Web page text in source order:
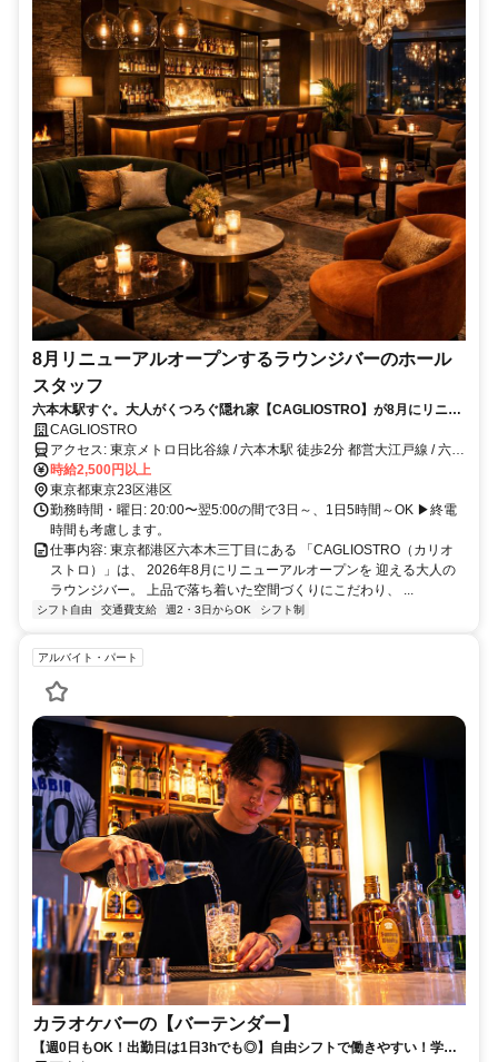
8月リニューアルオープンするラウンジバーのホール
スタッフ
六本木駅すぐ。大人がくつろぐ隠れ家【CAGLIOSTRO】が8月にリニュ
ーアル。経験ゼロからでも輝ける、特別な空間で働こう！
CAGLIOSTRO
アクセス: 東京メトロ日比谷線 / 六本木駅 徒歩2分 都営大江戸線 / 六本
木駅 徒歩2分
時給2,500円以上
東京都東京23区港区
勤務時間・曜日: 20:00〜翌5:00の間で3日～、1日5時間～OK ▶終電
時間も考慮します。
仕事内容: 東京都港区六本木三丁目にある 「CAGLIOSTRO（カリオ
ストロ）」は、 2026年8月にリニューアルオープンを 迎える大人の
ラウンジバー。 上品で落ち着いた空間づくりにこだわり、 ...
シフト自由 交通費支給 週2・3日からOK シフト制
アルバイト・パート
カラオケバーの【バーテンダー】
【週0日もOK！出勤日は1日3hでも◎】自由シフトで働きやすい！学